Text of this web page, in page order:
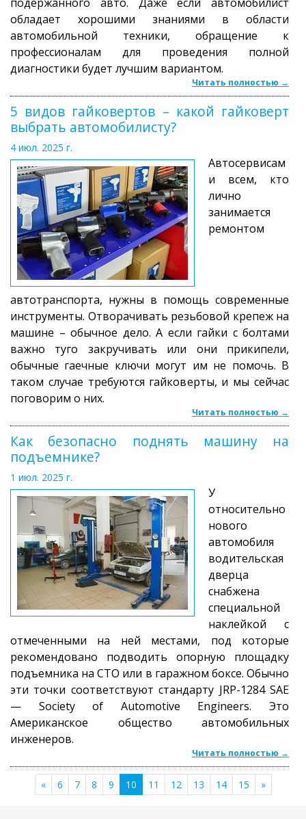
обладает хорошими знаниями в области
автомобильной техники, обращение к
профессионалам для проведения полной
диагностики будет лучшим вариантом.
Читать полностью →
5 видов гайковертов – какой гайковерт
выбрать автомобилисту?
4 июл. 2025 г.
Автосервисам
и всем, кто
лично
занимается
ремонтом
автотранспорта, нужны в помощь современные
инструменты. Отворачивать резьбовой крепеж на
машине – обычное дело. А если гайки с болтами
важно туго закручивать или они прикипели,
обычные гаечные ключи могут им не помочь. В
таком случае требуются гайковерты, и мы сейчас
поговорим о них.
Читать полностью →
Как безопасно поднять машину на
подъемнике?
1 июл. 2025 г.
У
относительно
нового
автомобиля
водительская
дверца
снабжена
специальной
наклейкой с
отмеченными на ней местами, под которые
рекомендовано подводить опорную площадку
подъемника на СТО или в гаражном боксе. Обычно
эти точки соответствуют стандарту JRP-1284 SAE
— Society of Automotive Engineers. Это
Американское общество автомобильных
инженеров.
Читать полностью →
« 6 7 8 9 10 11 12 13 14 15 »